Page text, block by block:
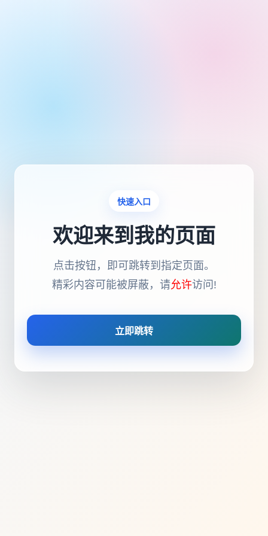
快速入口
欢迎来到我的页面
点击按钮，即可跳转到指定页面。
精彩内容可能被屏蔽，请允许访问!
立即跳转